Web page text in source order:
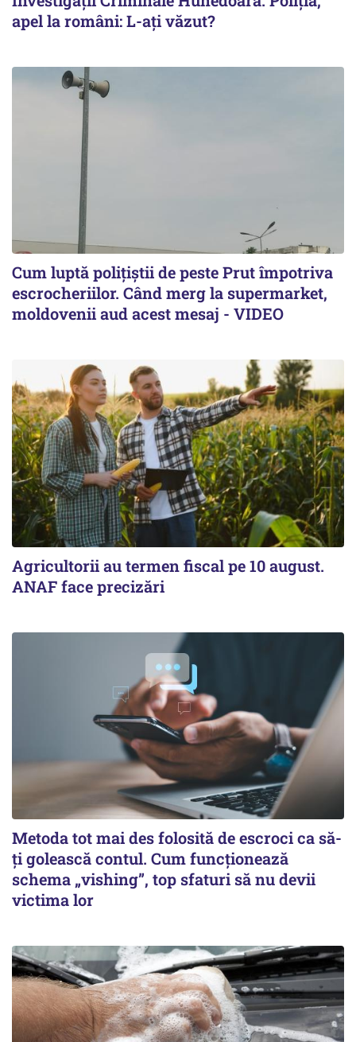
apel la români: L-ați văzut?
Cum luptă polițiștii de peste Prut împotriva
escrocheriilor. Când merg la supermarket,
moldovenii aud acest mesaj - VIDEO
Agricultorii au termen fiscal pe 10 august.
ANAF face precizări
Metoda tot mai des folosită de escroci ca să-
ți golească contul. Cum funcționează
schema „vishing”, top sfaturi să nu devii
victima lor